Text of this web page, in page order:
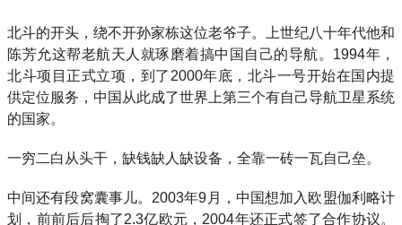
北斗的开头，绕不开孙家栋这位老爷子。上世纪八十年代他和
陈芳允这帮老航天人就琢磨着搞中国自己的导航。1994年，
北斗项目正式立项，到了2000年底，北斗一号开始在国内提
供定位服务，中国从此成了世界上第三个有自己导航卫星系统
的国家。
一穷二白从头干，缺钱缺人缺设备，全靠一砖一瓦自己垒。
中间还有段窝囊事儿。2003年9月，中国想加入欧盟伽利略计
划，前前后后掏了2.3亿欧元，2004年还正式签了合作协议。